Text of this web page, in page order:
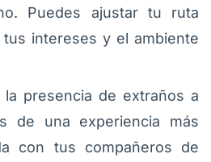
Puedes ajustar tu ruta
intereses y el ambiente
la presencia de extraños a
de una experiencia más
con tus compañeros de